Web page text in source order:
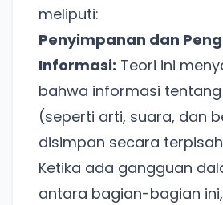
meliputi:
Penyimpanan dan
Informasi: Teori ini
bahwa informasi
(seperti arti, suara, dan
disimpan secara
Ketika ada gangguan
antara bagian-bagian